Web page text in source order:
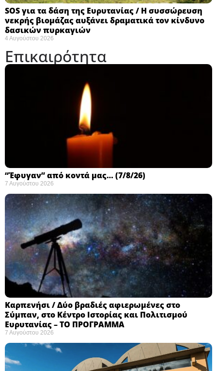
SOS για τα δάση της Ευρυτανίας / Η συσσώρευση
νεκρής βιομάζας αυξάνει δραματικά τον κίνδυνο
δασικών πυρκαγιών
4 Αυγούστου 2026
Επικαιρότητα
“Έφυγαν” από κοντά μας… (7/8/26)
7 Αυγούστου 2026
Καρπενήσι / Δύο βραδιές αφιερωμένες στο
Σύμπαν, στο Κέντρο Ιστορίας και Πολιτισμού
Ευρυτανίας – ΤΟ ΠΡΟΓΡΑΜΜΑ
7 Αυγούστου 2026